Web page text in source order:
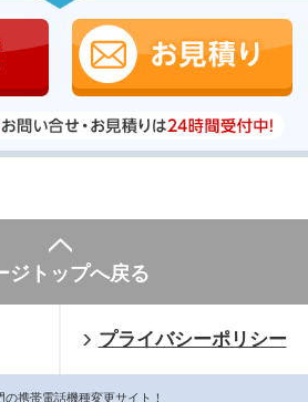
ジトップへ戻る
プライバシーポリシー
の携帯電話機種変更サイト！